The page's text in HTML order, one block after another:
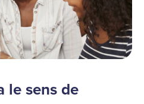
le sens de